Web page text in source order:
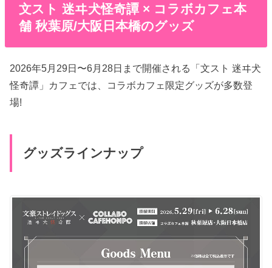
文スト 迷ヰ犬怪奇譚 × コラボカフェ本
舗 秋葉原/大阪日本橋のグッズ
2026年5月29日〜6月28日まで開催される「文スト 迷ヰ犬
怪奇譚」カフェでは、コラボカフェ限定グッズが多数登
場!
グッズラインナップ